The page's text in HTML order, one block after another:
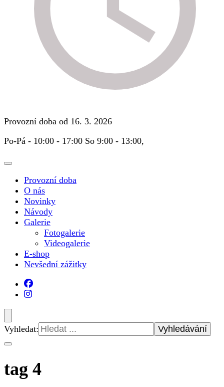
Provozní doba od 16. 3. 2026
Po-Pá - 10:00 - 17:00 So 9:00 - 13:00,
Provozní doba
O nás
Novinky
Návody
Galerie
Fotogalerie
Videogalerie
E-shop
Nevšední zážitky
Vyhledat:
tag 4